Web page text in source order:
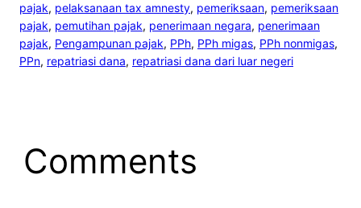
pajak, pelaksanaan tax amnesty, pemeriksaan, pemeriksaan
pajak, pemutihan pajak, penerimaan negara, penerimaan
pajak, Pengampunan pajak, PPh, PPh migas, PPh nonmigas
PPn, repatriasi dana, repatriasi dana dari luar negeri
Comments